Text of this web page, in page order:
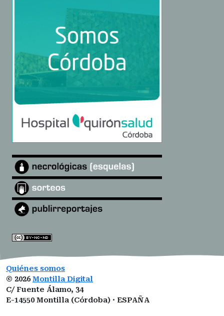
Quiénes somos
© 2026 Montilla Digital
C/ Fuente Álamo, 34
E-14550 Montilla (Córdoba) · ESPAÑA